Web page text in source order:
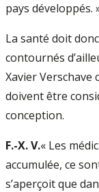
pays développés.
La santé doit
contournés
Xavier Verschave
doivent être
conception.
F.-X. V.« Les
accumulée, ce
s’aperçoit que